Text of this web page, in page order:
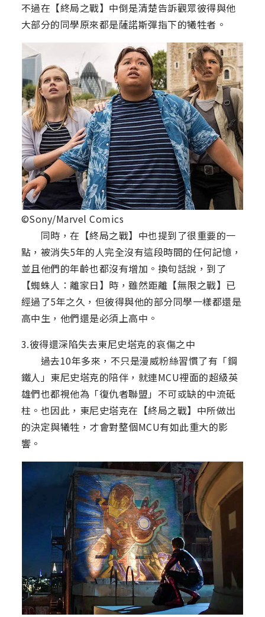
不過在【終局之戰】中倒是清楚告訴觀眾彼得與他
大部分的同學原來都是薩諾斯彈指下的犧牲者。
©Sony/Marvel Comics
同時，在【終局之戰】中也提到了很重要的一
點，被消失5年的人完全沒有這段時間的任何記憶，
並且他們的年齡也都沒有增加。換句話說，到了
【蜘蛛人：離家日】時，雖然距離【無限之戰】已
經過了5年之久，但彼得與他的部分同學一樣都還是
高中生，他們還是必須上高中。
3.彼得還深陷失去東尼史塔克的哀傷之中
過去10年多來，不只是漫威粉絲習慣了有「鋼
鐵人」東尼史塔克的陪伴，就連MCU裡面的超級英
雄們也都視他為「復仇者聯盟」不可或缺的中流砥
柱。也因此，東尼史塔克在【終局之戰】中所做出
的決定與犧牲，才會對整個MCU有如此重大的影
響。